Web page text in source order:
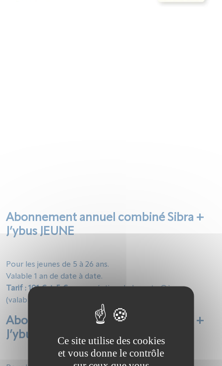
Abonnement annuel combiné Sibra +
J’ybus JEUNE
Pour les jeunes de 5 à 26 ans.
Valable 1 an de date à date.
Tarif : 101 € + 5 €pour création de la carte Oùra
(valable 8 ans).
Abonnement annuel combiné Sibra +
J’ybus SENIORCe site utilise des cookies
et vous donne le contrôle